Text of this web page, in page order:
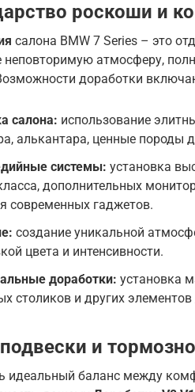
роскоши и
салона BMW 7 Series – это
неповторимую атмосферу,
доработки
салона: использование
алькантара, ценные породы
системы: установка
дополнительных
современных гаджетов.
создание уникальной
цвета и интенсивности.
доработки: установка
столиков и других
и
идеальный баланс между